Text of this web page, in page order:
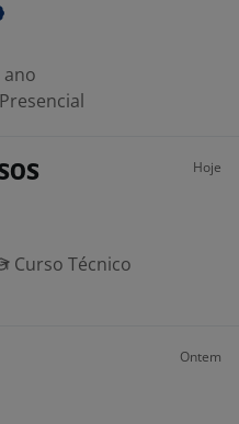
ano
Presencial
Hoje
Curso Técnico
Ontem